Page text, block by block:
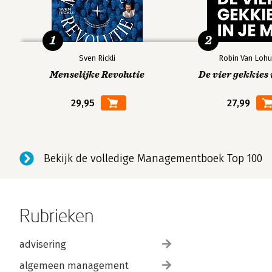
Sven Rickli
Menselijke Revolutie
29,95
1
Robin Van
De vier gekkies
27,99
2
Bekijk de volledige Managementboek Top 100
Rubrieken
advisering
algemeen management